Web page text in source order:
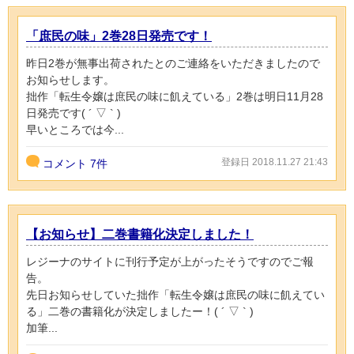
「庶民の味」2巻28日発売です！
昨日2巻が無事出荷されたとのご連絡をいただきましたので
お知らせします。
拙作「転生令嬢は庶民の味に飢えている」2巻は明日11月28
日発売です( ´ ▽ ` )
早いところでは今...
コメント 7件 登録日 2018.11.27 21:43
【お知らせ】二巻書籍化決定しました！
レジーナのサイトに刊行予定が上がったそうですのでご報
告。
先日お知らせしていた拙作「転生令嬢は庶民の味に飢えてい
る」二巻の書籍化が決定しましたー！( ´ ▽ ` )
加筆...